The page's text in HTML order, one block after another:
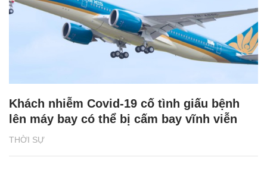
THỜI SỰ
Khách nhiễm Covid-19 cố tình giấu bệnh
lên máy bay có thể bị cấm bay vĩnh viễn